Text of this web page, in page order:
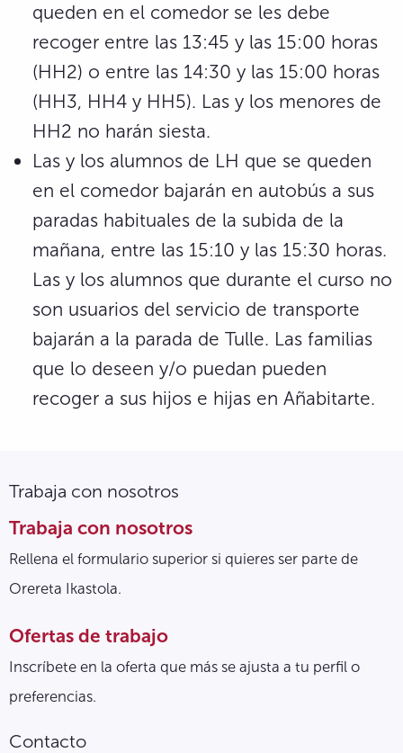
queden en el comedor se les debe
recoger entre las 13:45 y las 15:00 horas
(HH2) o entre las 14:30 y las 15:00 horas
(HH3, HH4 y HH5). Las y los menores de
HH2 no harán siesta.
Las y los alumnos de LH que se queden
en el comedor bajarán en autobús a sus
paradas habituales de la subida de la
mañana, entre las 15:10 y las 15:30 horas.
Las y los alumnos que durante el curso no
son usuarios del servicio de transporte
bajarán a la parada de Tulle. Las familias
que lo deseen y/o puedan pueden
recoger a sus hijos e hijas en Añabitarte.
Trabaja con nosotros
Trabaja con nosotros
Rellena el formulario superior si quieres ser parte de
Orereta Ikastola.
Ofertas de trabajo
Inscríbete en la oferta que más se ajusta a tu perfil o
preferencias.
Contacto